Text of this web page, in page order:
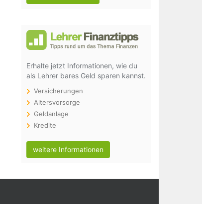
Erhalte jetzt Informationen, wie du
als Lehrer bares Geld sparen kannst.
Versicherungen
Altersvorsorge
Geldanlage
Kredite
weitere Informationen